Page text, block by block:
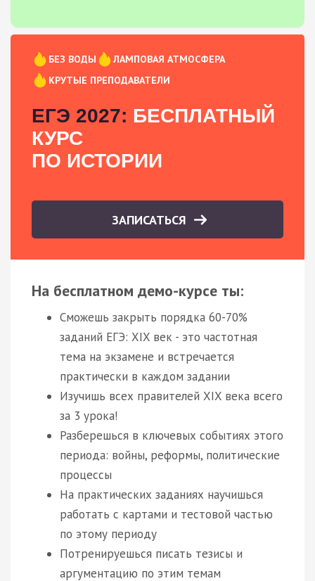
БЕЗ ВОДЫ
ЛАМПОВАЯ АТМОСФЕРА
КРУТЫЕ ПРЕПОДАВАТЕЛИ
ЕГЭ 2027: БЕСПЛАТНЫЙ
КУРС
ПО ИСТОРИИ
ЗАПИСАТЬСЯ
На бесплатном демо-курсе ты:
Сможешь закрыть порядка 60-70%
заданий ЕГЭ: XIX век - это частотная
тема на экзамене и встречается
практически в каждом задании
Изучишь всех правителей XIX века всего
за 3 урока!
Разберешься в ключевых событиях этого
периода: войны, реформы, политические
процессы
На практических заданиях научишься
работать с картами и тестовой частью
по этому периоду
Потренируешься писать тезисы и
аргументацию по этим темам